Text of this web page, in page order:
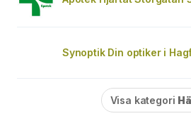
Synoptik Din optiker i
Visa kategori